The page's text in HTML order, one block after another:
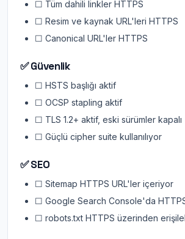
☐ Tüm dahili linkler HTTPS
☐ Resim ve kaynak URL'leri HTTPS
☐ Canonical URL'ler HTTPS
✅ Güvenlik
☐ HSTS başlığı aktif
☐ OCSP stapling aktif
☐ TLS 1.2+ aktif, eski sürümler kapalı
☐ Güçlü cipher suite kullanılıyor
✅ SEO
☐ Sitemap HTTPS URL'ler içeriyor
☐ Google Search Console'da
☐ robots.txt HTTPS üzerinden